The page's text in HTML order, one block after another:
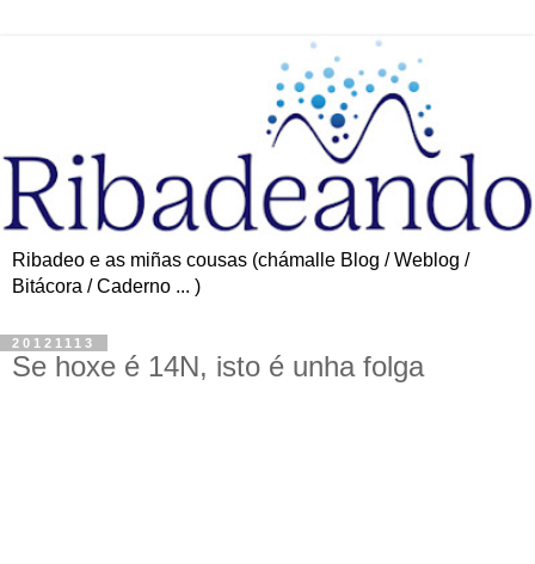
Ribadeo e as miñas cousas (chámalle Blog / Weblog /
Bitácora / Caderno ... )
20121113
Se hoxe é 14N, isto é unha folga